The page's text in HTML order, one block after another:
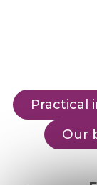
Practical
Our